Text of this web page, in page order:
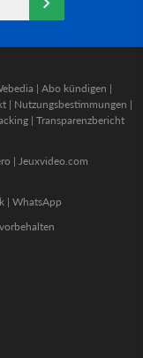
| Abo kündigen |
| Nutzungsbestimmungen |
| Transparenzbericht
| Jeuxvideo.com
| WhatsApp